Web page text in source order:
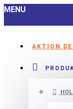
MENU
AKTION